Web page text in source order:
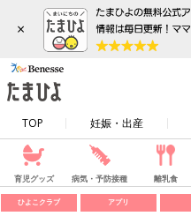
×
TOP 妊娠・出産
育児グッズ 病気・予防接種 離乳食
ひよこクラブ アプリ